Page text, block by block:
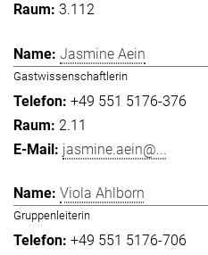
3.112
Jasmine Aein
Gastwissenschaftlerin
+49 551 5176-376
2.11
jasmine.aein@...
Viola Ahlborn
Gruppenleiterin
+49 551 5176-706